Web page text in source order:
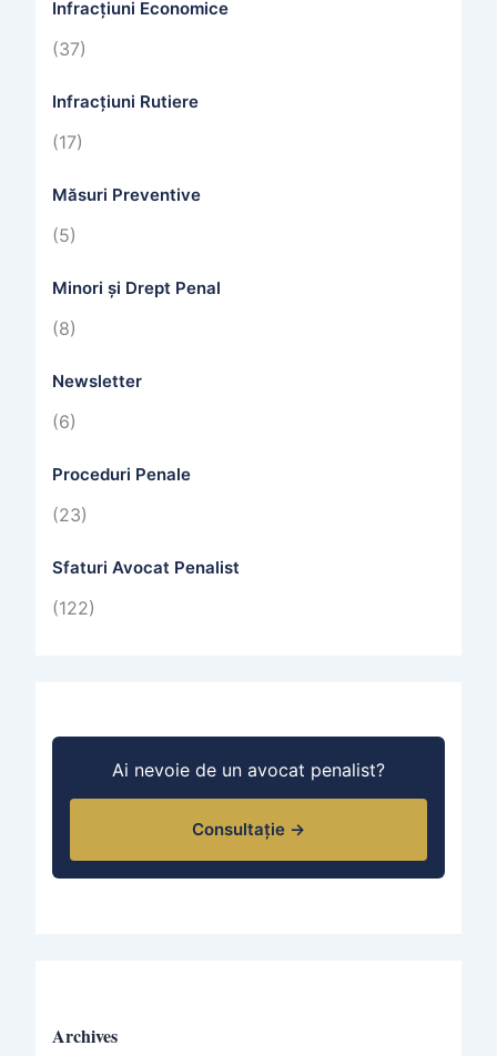
Infracțiuni Economice
(37)
Infracțiuni Rutiere
(17)
Măsuri Preventive
(5)
Minori și Drept Penal
(8)
Newsletter
(6)
Proceduri Penale
(23)
Sfaturi Avocat Penalist
(122)
Ai nevoie de un avocat penalist?
Consultație →
Archives